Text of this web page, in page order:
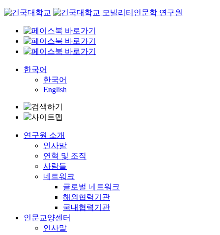
Skip
content
한국어
한국어
English
연구원 소개
인사말
연혁 및 조직
사람들
네트워크
글로벌 네트워크
해외협력기관
국내협력기관
인문교양센터
인사말